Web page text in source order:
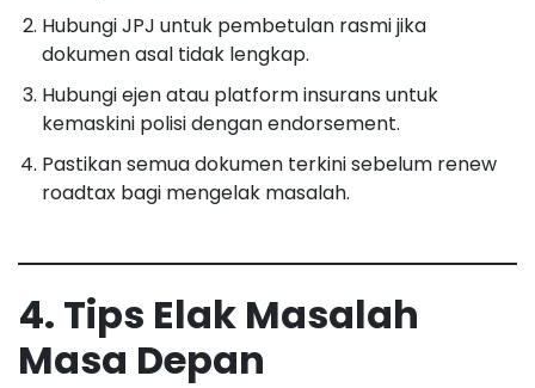
Hubungi JPJ untuk pembetulan rasmi jika
dokumen asal tidak lengkap.
Hubungi ejen atau platform insurans untuk
kemaskini polisi dengan endorsement.
Pastikan semua dokumen terkini sebelum renew
roadtax bagi mengelak masalah.
4. Tips Elak Masalah
Masa Depan